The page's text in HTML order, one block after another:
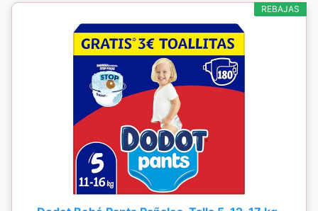
REBAJAS